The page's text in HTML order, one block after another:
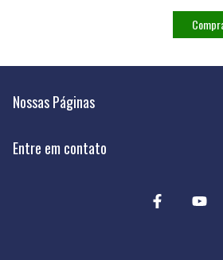
Nossas Páginas
Entre em contato